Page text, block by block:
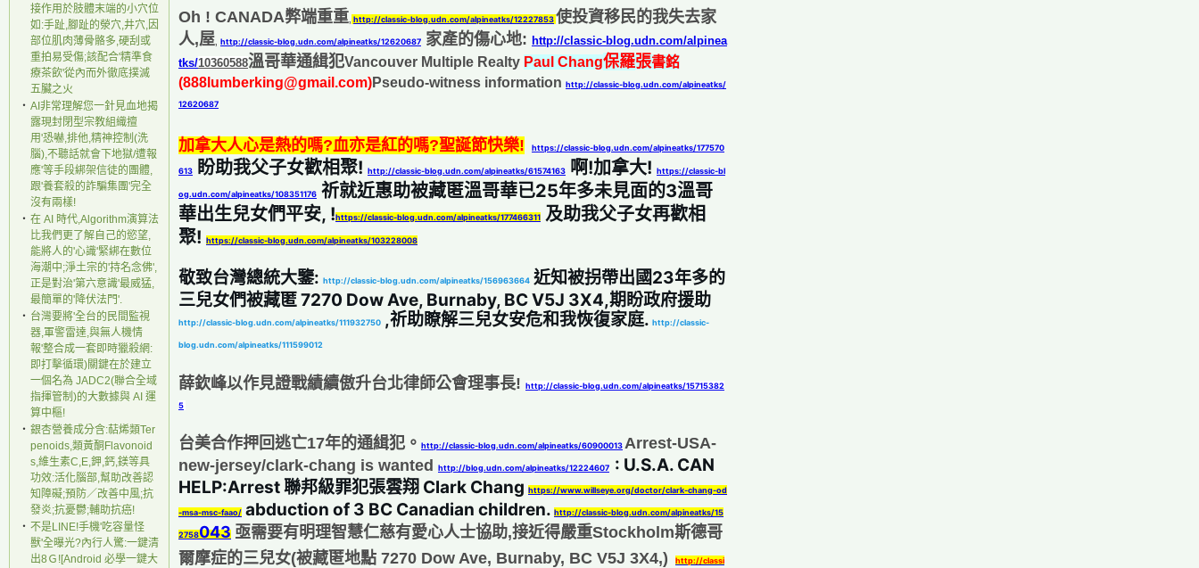
接作用於肢體末端的小穴位
如:手趾,腳趾的滎穴,井穴,因
部位肌肉薄骨骼多,硬刮或
重拍易受傷;該配合'精準食
療茶飲'從內而外徹底撲滅
五臟之火
‧ AI非常理解您一針見血地揭
露現封閉型宗教組織擅
用'恐嚇,排他,精神控制(洗
腦),不聽話就會下地獄/遭報
應'等手段綁架信徒的團體,
跟'養套殺的詐騙集團'完全
沒有兩樣!
‧ 在 AI 時代,Algorithm演算法
比我們更了解自己的慾望,
能將人的'心識'緊綁在數位
海潮中;淨土宗的'持名念佛',
正是對治'第六意識'最威猛,
最簡單的'降伏法門'.
‧ 台灣要將'全台的民間監視
器,軍警雷達,與無人機情
報'整合成一套即時獵殺網:
即打擊循環)關鍵在於建立
一個名為 JADC2(聯合全域
指揮管制)的大數據與 AI 運
算中樞!
‧ 銀杏營養成分含:萜烯類Ter
penoids,類黃酮Flavonoid
s,維生素C,E,鉀,鈣,鎂等具
功效:活化腦部,幫助改善認
知障礙;預防／改善中風;抗
發炎;抗憂鬱;輔助抗癌!
‧ 不是LINE!手機'吃容量怪
獸'全曝光?內行人驚:一鍵清
出8Ｇ![Android 必學一鍵大
Oh ! CANADA弊端重重, http://classic-blog.udn.com/alpineatks/12227853使投資移民的我失去家
人,屋, http://classic-blog.udn.com/alpineatks/12620687 家產的傷心地: http://classic-blog.udn.com/alpinea
tks/10360588溫哥華通緝犯Vancouver Multiple Realty Paul Chang保羅張書銘
(888lumberking@gmail.com)Pseudo-witness information http://classic-blog.udn.com/alpineatks/
12620687
加拿大人心是熱的嗎?血亦是紅的嗎?聖誕節快樂! https://classic-blog.udn.com/alpineatks/177570
613 盼助我父子女歡相聚! http://classic-blog.udn.com/alpineatks/61574163 啊!加拿大! https://classic-bl
og.udn.com/alpineatks/108351176 祈就近惠助被藏匿溫哥華已25年多未見面的3溫哥
華出生兒女們平安, !https://classic-blog.udn.com/alpineatks/177466311 及助我父子女再歡相
聚! https://classic-blog.udn.com/alpineatks/103228008
敬致台灣總統大鑒: http://classic-blog.udn.com/alpineatks/156963664 近知被拐帶出國23年多的
http://classic-blog.udn.com/alpineatks/111932750 ,祈助瞭解三兒女安危和我恢復家庭. http://classic-
blog.udn.com/alpineatks/111599012
薛欽峰以作見證戰績續傲升台北律師公會理事長! http://classic-blog.udn.com/alpineatks/15715382
5
台美合作押回逃亡17年的通緝犯。 http://classic-blog.udn.com/alpineatks/60900013 Arrest-USA-
new-jersey/clark-chang is wanted http://blog.udn.com/alpineatks/12224607 : U.S.A. CAN
HELP:Arrest 聯邦級罪犯張雲翔 Clark Chang https://www.willseye.org/doctor/clark-chang-od
-msa-msc-faao/ abduction of 3 BC Canadian children. http://classic-blog.udn.com/alpineatks/15
2758043 亟需要有明理智慧仁慈有愛心人士協助,接近得嚴重Stockholm斯德哥
爾摩症的三兒女(被藏匿地點 7270 Dow Ave, Burnaby, BC V5J 3X4,)
http://classi